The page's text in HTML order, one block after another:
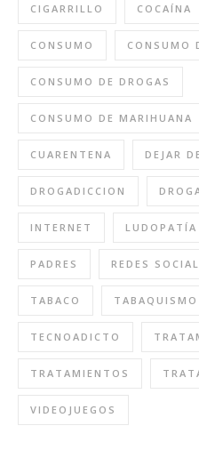
CIGARRILLO COCAÍNA
CONSUMO CONSUMO
CONSUMO DE DROGAS
CONSUMO DE MARIHUANA
CUARENTENA DEJAR
DROGADICCION
INTERNET LUDOPATÍA
PADRES REDES
TABACO TABAQUISMO
TECNOADICTO
TRATAMIENTOS
VIDEOJUEGOS